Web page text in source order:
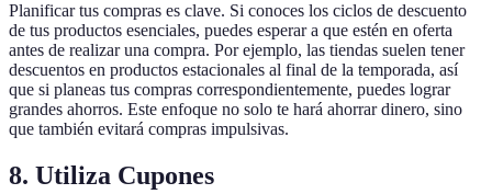
Planificar tus compras es clave. Si conoces los ciclos de descuento
de tus productos esenciales, puedes esperar a que estén en oferta
antes de realizar una compra. Por ejemplo, las tiendas suelen tener
descuentos en productos estacionales al final de la temporada, así
que si planeas tus compras correspondientemente, puedes lograr
grandes ahorros. Este enfoque no solo te hará ahorrar dinero, sino
que también evitará compras impulsivas.
8. Utiliza Cupones